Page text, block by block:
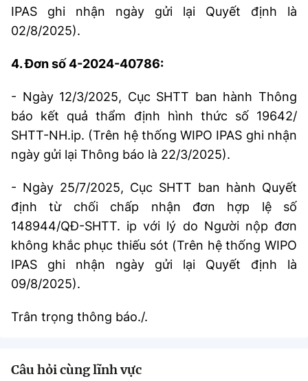
IPAS ghi nhận ngày gửi lại Quyết định là
02/8/2025).
4. Đơn số 4-2024-40786:
- Ngày 12/3/2025, Cục SHTT ban hành Thông
báo kết quả thẩm định hình thức số 19642/
SHTT-NH.ip. (Trên hệ thống WIPO IPAS ghi nhận
ngày gửi lại Thông báo là 22/3/2025).
- Ngày 25/7/2025, Cục SHTT ban hành Quyết
định từ chối chấp nhận đơn hợp lệ số
148944/QĐ-SHTT. ip với lý do Người nộp đơn
không khắc phục thiếu sót (Trên hệ thống WIPO
IPAS ghi nhận ngày gửi lại Quyết định là
09/8/2025).
Trân trọng thông báo./.
Câu hỏi cùng lĩnh vực